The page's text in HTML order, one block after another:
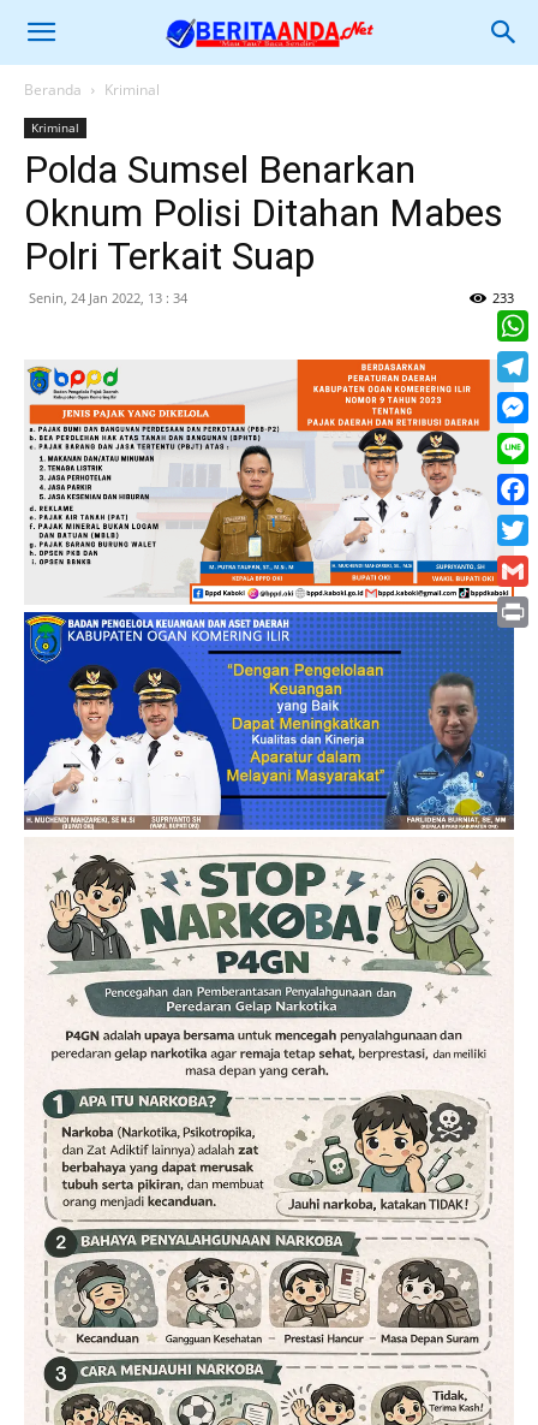
Beranda Kriminal
Kriminal
Polda Sumsel Benarkan
Oknum Polisi Ditahan Mabes
Polri Terkait Suap
Senin, 24 Jan 2022, 13 : 34 233
Line
Print